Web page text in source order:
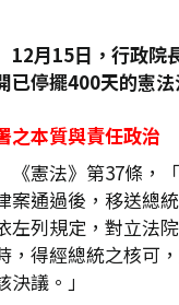
12月15日，行政院
已停擺400天的憲
之本質與責任政治
《憲法》第37條，
案通過後，移送總
左列規定，對立法
，得經總統之核可
決議。」